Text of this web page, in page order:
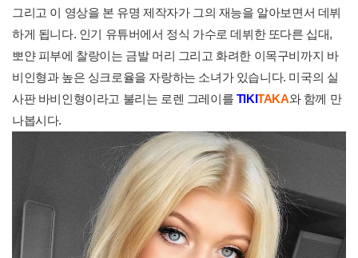
그리고 이 영상을 본 유명 제작자가 그의 재능을 알아보면서 데뷔
하게 됩니다. 인기 유튜버에서 정식 가수로 데뷔한 또다른 십대,
뽀얀 피부에 찰랑이는 금발 머리 그리고 화려한 이목구비까지 바
비인형과 높은 싱크로율을 자랑하는 소녀가 있습니다. 미국의 실
사판 바비인형이라고 불리는 로렌 그레이를 TIKITAKA와 함께 만
나봅시다.